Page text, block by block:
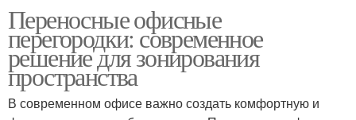
Переносные офисные
перегородки: современное
решение для зонирования
пространства
В современном офисе важно создать комфортную и